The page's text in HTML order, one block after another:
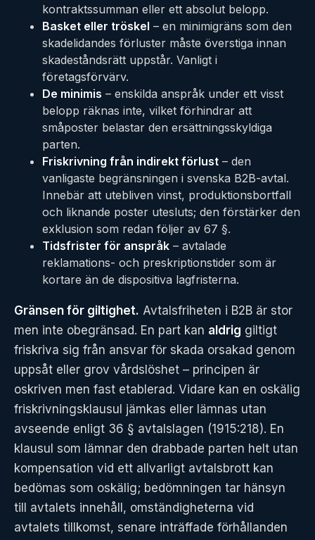
kontraktssumman eller ett absolut belopp.
Basket eller tröskel – en minimigräns som den
skadelidandes förluster måste överstiga innan
skadeståndsrätt uppstår. Vanligt i
företagsförvärv.
De minimis – enskilda anspråk under ett visst
belopp räknas inte, vilket förhindrar att
småposter belastar den ersättningsskyldiga
parten.
Friskrivning från indirekt förlust – den
vanligaste begränsningen i svenska B2B-avtal.
Innebär att utebliven vinst, produktionsbortfall
och liknande poster utesluts; den förstärker den
exklusion som redan följer av 67 §.
Tidsfrister för anspråk – avtalade
reklamations- och preskriptionstider som är
kortare än de dispositiva lagfristerna.
Gränsen för giltighet. Avtalsfriheten i B2B är stor
men inte obegränsad. En part kan aldrig giltigt
friskriva sig från ansvar för skada orsakad genom
uppsåt eller grov vårdslöshet – principen är
oskriven men fast etablerad. Vidare kan en oskälig
friskrivningsklausul jämkas eller lämnas utan
avseende enligt 36 § avtalslagen (1915:218). En
klausul som lämnar den drabbade parten helt utan
kompensation vid ett allvarligt avtalsbrott kan
bedömas som oskälig; bedömningen tar hänsyn
till avtalets innehåll, omständigheterna vid
avtalets tillkomst, senare inträffade förhållanden